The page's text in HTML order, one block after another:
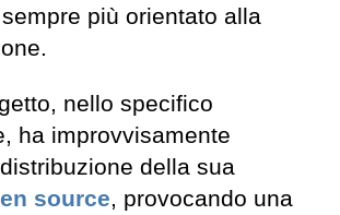
più orientato alla
nello specifico
ha improvvisamente
della sua
source, provocando una